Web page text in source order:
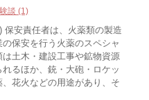
談 (1)
保安責任者は、火薬類の製造
保安を行う火薬のスペシャ
は土木・建設工事や鉱物資源
るほか、銃・大砲・ロケッ
、花火などの用途があり、そ